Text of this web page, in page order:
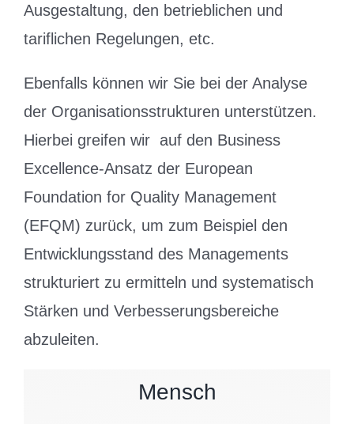
Ausgestaltung, den betrieblichen und
tariflichen Regelungen, etc.
Ebenfalls können wir Sie bei der Analyse
der Organisationsstrukturen unterstützen.
Hierbei greifen wir auf den Business
Excellence-Ansatz der European
Foundation for Quality Management
(EFQM) zurück, um zum Beispiel den
Entwicklungsstand des Managements
strukturiert zu ermitteln und systematisch
Stärken und Verbesserungsbereiche
abzuleiten.
Mensch